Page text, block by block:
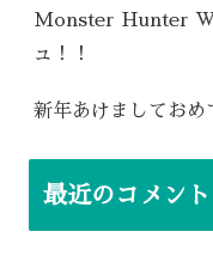
Monster Hunter
ュ！！
新年あけましておめ
最近のコメント